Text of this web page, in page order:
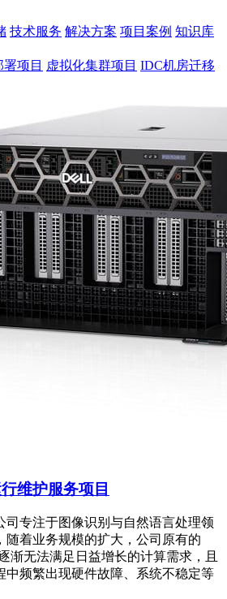
技术服务 解决方案 项目案例 知识库
项目 虚拟化集群项目 IDC机房迁移
维护服务项目
司专注于图像识别与自然语言处理领
随着业务规模的扩大，公司原有的
渐无法满足日益增长的计算需求，且
中频繁出现硬件故障、系统不稳定等